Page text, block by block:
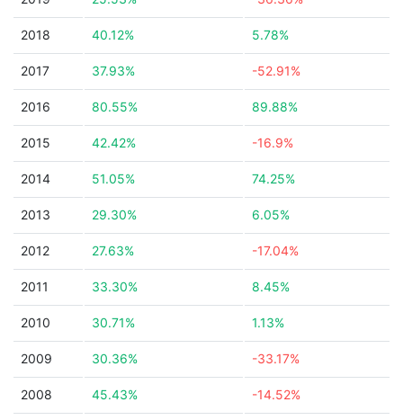
2018 40.12% 5.78%
2017 37.93% -52.91%
2016 80.55% 89.88%
2015 42.42% -16.9%
2014 51.05% 74.25%
2013 29.30% 6.05%
2012 27.63% -17.04%
2011 33.30% 8.45%
2010 30.71% 1.13%
2009 30.36% -33.17%
2008 45.43% -14.52%